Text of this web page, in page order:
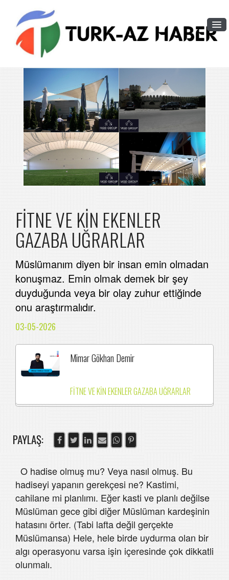
FİTNE VE KİN EKENLER
GAZABA UĞRARLAR
Müslümanım diyen bir insan emin olmadan
konuşmaz. Emin olmak demek bir şey
duyduğunda veya bir olay zuhur ettiğinde
onu araştırmalıdır.
03-05-2026
Mimar Gökhan Demir
FİTNE VE KİN EKENLER GAZABA UĞRARLAR
PAYLAŞ:
O hadise olmuş mu? Veya nasıl olmuş. Bu
hadiseyi yapanın gerekçesi ne? Kastimi,
cahilane mi planlımı. Eğer kasti ve planlı değilse
Müslüman gece gibi diğer Müslüman kardeşinin
hatasını örter. (Tabi lafta değil gerçekte
Müslümansa) Hele, hele birde uydurma olan bir
algı operasyonu varsa işin içeresinde çok dikkatli
olunmalı.